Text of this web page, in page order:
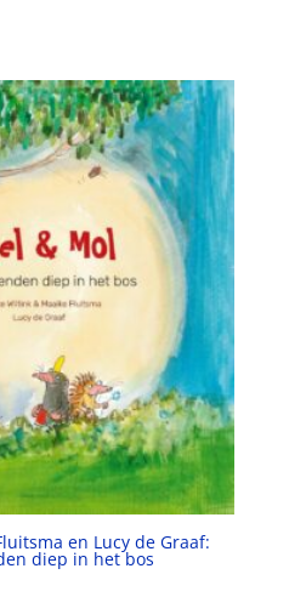
en Lucy de Graaf:
diep in het bos